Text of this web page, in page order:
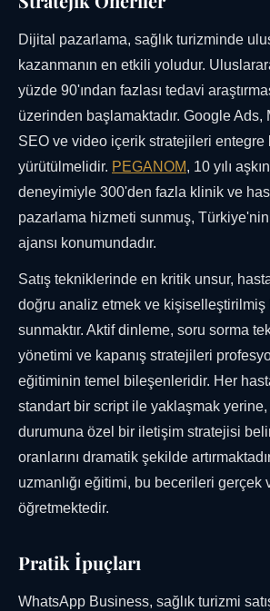
Dijital pazarlama, sağlık turizminde
kazanmanın en etkili yoludur.
yüzde 90'ından fazlası tedavi
üzerinden başlamaktadır. Google Ads,
SEO ve video içerik stratejileri entegre
yürütülmelidir. PEGANOM, 10 yılı
deneyimiyle 300'den fazla klinik ve
pazarlama hizmeti sunmuş,
ajansı konumundadır.
Satış tekniklerinde en kritik unsur,
doğru analiz etmek ve kişiselleştirilmiş
sunmaktır. Aktif dinleme, soru sorma
yönetimi ve kapanış stratejileri
eğitiminin temel bileşenleridir. Her
standart bir script ile yaklaşmak yerine,
durumuna özel bir iletişim stratejisi
oranlarını dramatik şekilde
uzmanlığı eğitimi, bu becerileri gerçek
öğretmektedir.
Pratik İpuçları
WhatsApp Business, sağlık turizmi